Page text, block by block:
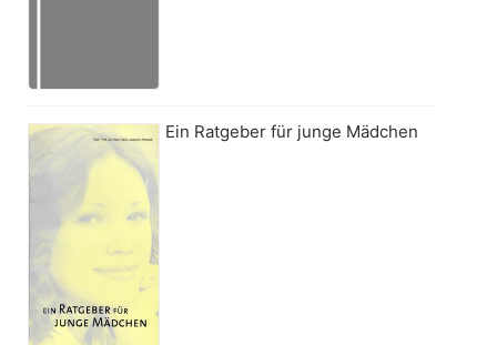
Ein Ratgeber für junge Mädchen